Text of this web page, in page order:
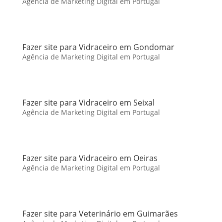
Fazer site para Vidraceiro em Gondomar
Agência de Marketing Digital em Portugal
Fazer site para Vidraceiro em Seixal
Agência de Marketing Digital em Portugal
Fazer site para Vidraceiro em Oeiras
Agência de Marketing Digital em Portugal
Fazer site para Veterinário em Guimarães